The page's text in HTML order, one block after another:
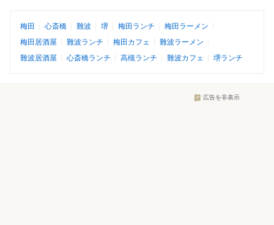
梅田 心斎橋 難波 堺 梅田ランチ
梅田ラーメン
梅田居酒屋
難波ランチ 梅田カフェ
難波ラーメン
難波居酒屋
心斎橋ランチ 高槻ランチ 難波カフェ 堺ランチ
広告を非表示